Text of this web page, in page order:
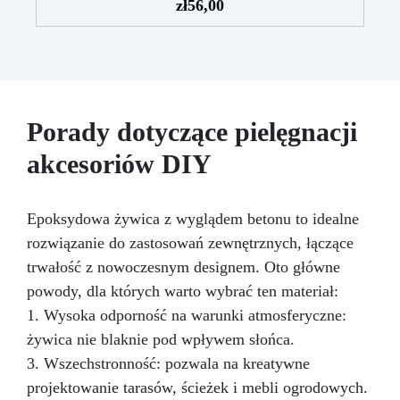
defektów na żywicznej powierzchni. Ten krem
więcej trudności.
zł56,00
Porady dotyczące pielęgnacji
akcesoriów DIY
Epoksydowa żywica z wyglądem betonu to idealne
rozwiązanie do zastosowań zewnętrznych, łączące
trwałość z nowoczesnym designem. Oto główne
powody, dla których warto wybrać ten materiał:
1. Wysoka odporność na warunki atmosferyczne:
żywica nie blaknie pod wpływem słońca.
3. Wszechstronność: pozwala na kreatywne
projektowanie tarasów, ścieżek i mebli ogrodowych.